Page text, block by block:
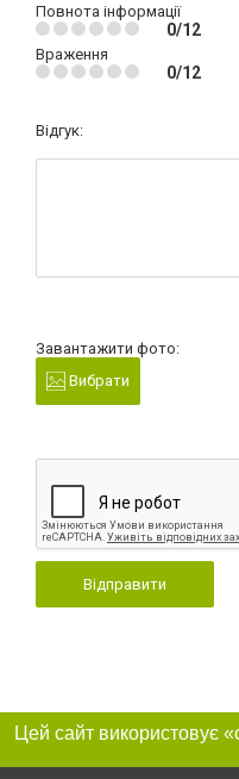
Повнота інформації
0/12
Враження
0/12
Відгук:
Завантажити фото:
Вибрати
Відправити